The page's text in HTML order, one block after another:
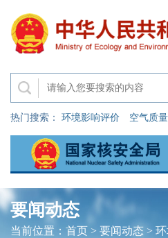
热门搜索： 环境影响评价 空气质量
要闻动态
当前位置： 首页> 要闻动态 >